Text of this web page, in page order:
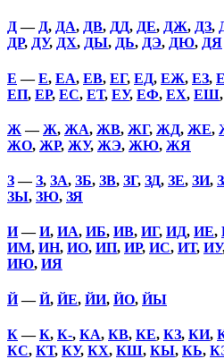
Д— Д, ДА, ДВ, ДД, ДЕ, ДЖ, ДЗ,
ДР, ДУ, ДХ, ДЫ, ДЬ, ДЭ, ДЮ, ДЯ
Е —Е, ЕА, ЕВ, ЕГ, ЕД, ЕЖ, ЕЗ,
ЕП, ЕР, ЕС, ЕТ, ЕУ, ЕФ, ЕХ, ЕШ,
Ж —Ж, ЖА, ЖВ, ЖГ, ЖД, ЖЕ,
ЖО, ЖР, ЖУ, ЖЭ, ЖЮ, ЖЯ
З—З, ЗА, ЗБ, ЗВ, ЗГ, ЗД, ЗЕ, ЗИ,
ЗЫ, ЗЮ, ЗЯ
И—И, ИА, ИБ, ИВ, ИГ, ИД, ИЕ,
ИМ, ИН, ИО, ИП, ИР, ИС, ИТ, ИУ
ИЮ, ИЯ
Й—Й, ЙЕ, ЙИ, ЙО, ЙЫ
К—К, К-, КА, КВ, КЕ, КЗ, КИ,
КС, КТ, КУ, КХ, КШ, КЫ, КЬ,